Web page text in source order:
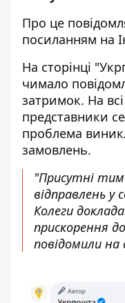
Про це
посиланням на
На сторінці
чимало
затримок. На всі
представники
проблема
замовлень.
"Присутні
відправлень у
Колеги
прискорення
повідомили